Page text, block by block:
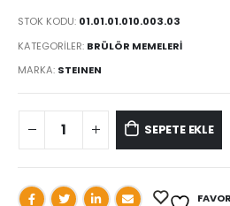
STOK KODU: 01.01.01.010.003.03
KATEGORILER: BRÜLÖR MEMELERİ
MARKA: STEINEN
SEPETE EKLE